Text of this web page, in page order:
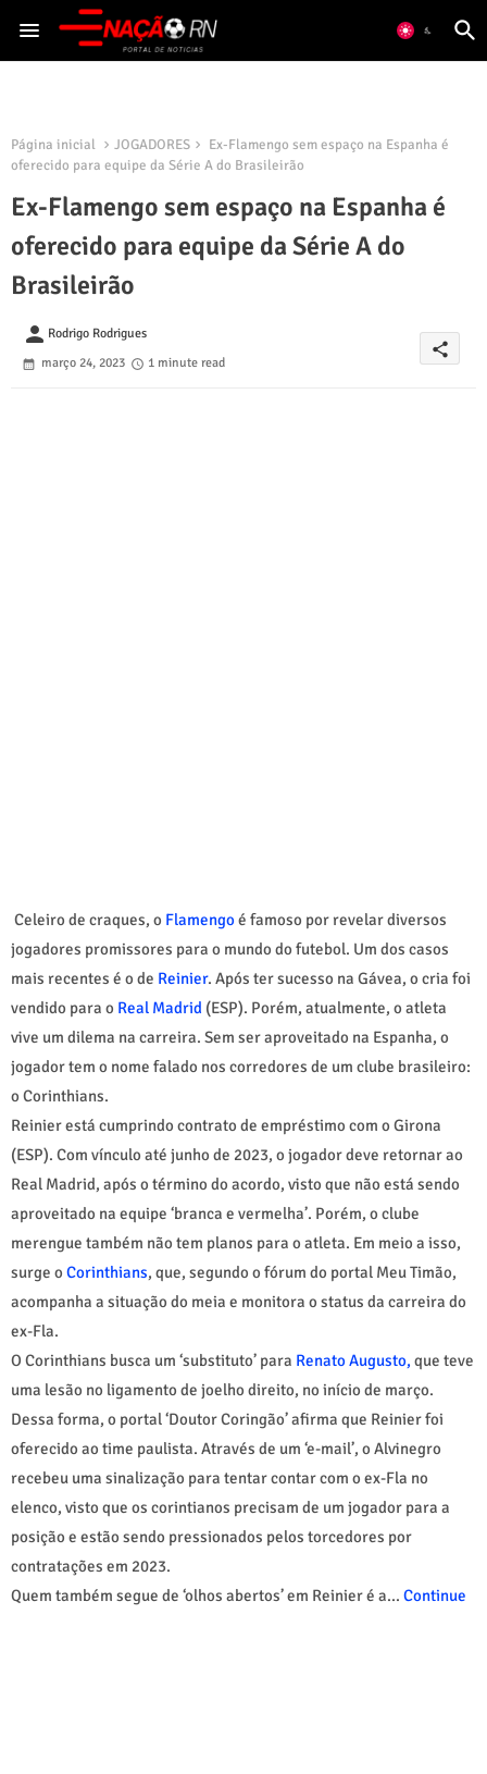
Página inicial JOGADORES
Ex-Flamengo sem espaço na Espanha é
oferecido para equipe da Série A do Brasileirão
Ex-Flamengo sem espaço na Espanha é
oferecido para equipe da Série A do
Brasileirão
person Rodrigo Rodrigues
março 24, 2023
1 minute read
share
Celeiro de craques, o Flamengoé famoso por revelar diversos
jogadores promissores para o mundo do futebol. Um dos casos
mais recentes é o de Reinier. Após ter sucesso na Gávea, o cria foi
vendido para o Real Madrid (ESP). Porém, atualmente, o atleta
vive um dilema na carreira. Sem ser aproveitado na Espanha, o
jogador tem o nome falado nos corredores de um clube brasileiro:
o Corinthians.
Reinier está cumprindo contrato de empréstimo com o Girona
(ESP). Com vínculo até junho de 2023, o jogador deve retornar ao
Real Madrid, após o término do acordo, visto que não está sendo
aproveitado na equipe ‘branca e vermelha’. Porém, o clube
merengue também não tem planos para o atleta. Em meio a isso,
surge o Corinthians, que, segundo o fórum do portal Meu Timão,
acompanha a situação do meia e monitora o status da carreira do
ex-Fla.
O Corinthians busca um ‘substituto’ para Renato Augusto, que teve
uma lesão no ligamento de joelho direito, no início de março.
Dessa forma, o portal ‘Doutor Coringão’ afirma que Reinier foi
oferecido ao time paulista. Através de um ‘e-mail’, o Alvinegro
recebeu uma sinalização para tentar contar com o ex-Fla no
elenco, visto que os corintianos precisam de um jogador para a
posição e estão sendo pressionados pelos torcedores por
contratações em 2023.
Quem também segue de ‘olhos abertos’ em Reinier é a... Continue